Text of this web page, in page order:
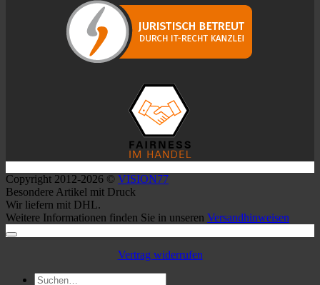
Copyright 2012-2026 © VISION77
Besondere Artikel mit Druck
Wir liefern mit DHL.
Weitere Informationen finden Sie in unseren Versandhinweisen
Vertrag widerrufen
Suchen